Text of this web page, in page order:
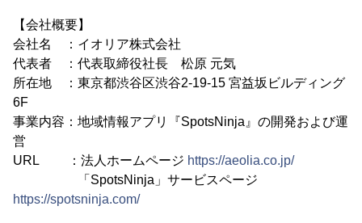
【会社概要】
会社名 ：イオリア株式会社
代表者 ：代表取締役社長 松原 元気
所在地 ：東京都渋谷区渋谷2-19-15 宮益坂ビルディング
6F
事業内容：地域情報アプリ『SpotsNinja』の開発および運
営
URL ：法人ホームページ https://aeolia.co.jp/
「SpotsNinja」サービスページ
https://spotsninja.com/